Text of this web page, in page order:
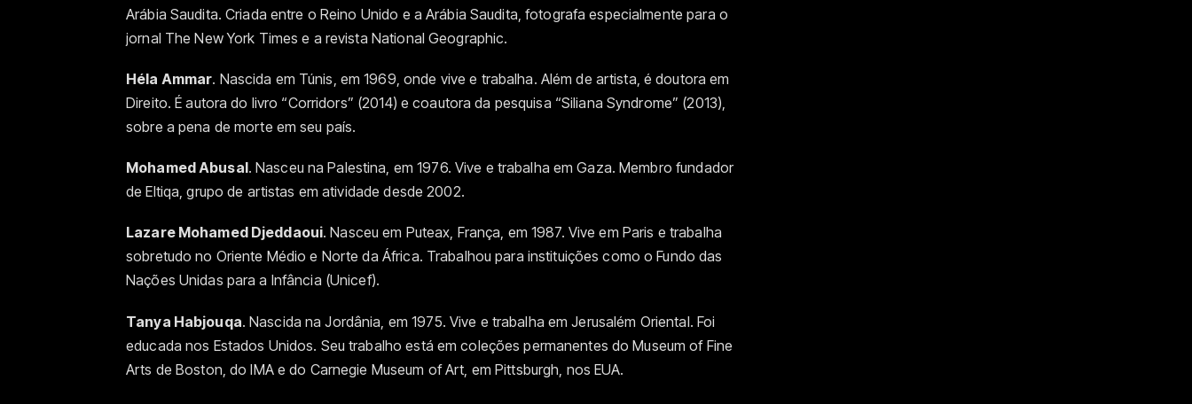
Arábia Saudita. Criada entre o Reino Unido e a Arábia Saudita, fotografa especialmente para o
jornal The New York Times e a revista National Geographic.
Héla Ammar. Nascida em Túnis, em 1969, onde vive e trabalha. Além de artista, é doutora em
Direito. É autora do livro “Corridors” (2014) e coautora da pesquisa “Siliana Syndrome” (2013),
sobre a pena de morte em seu país.
Mohamed Abusal. Nasceu na Palestina, em 1976. Vive e trabalha em Gaza. Membro fundador
de Eltiqa, grupo de artistas em atividade desde 2002.
Lazare Mohamed Djeddaoui. Nasceu em Puteax, França, em 1987. Vive em Paris e trabalha
sobretudo no Oriente Médio e Norte da África. Trabalhou para instituições como o Fundo das
Nações Unidas para a Infância (Unicef).
Tanya Habjouqa. Nascida na Jordânia, em 1975. Vive e trabalha em Jerusalém Oriental. Foi
educada nos Estados Unidos. Seu trabalho está em coleções permanentes do Museum of Fine
Arts de Boston, do IMA e do Carnegie Museum of Art, em Pittsburgh, nos EUA.